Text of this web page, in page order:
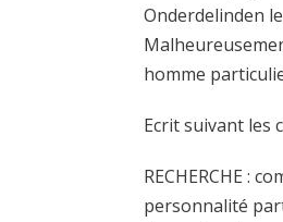
Onderdelinden
homme
Ecrit suivant les
RECHERCHE :
personnalité